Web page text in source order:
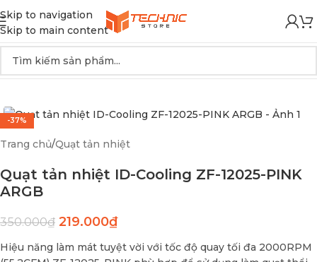
Skip to navigation
Skip to main content
-37%
Trang chủ/Quạt tản nhiệt
Quạt tản nhiệt ID-Cooling ZF-12025-PINK
ARGB
350.000₫ 219.000₫
Hiệu năng làm mát tuyệt vời với tốc độ quay tối đa 2000RPM